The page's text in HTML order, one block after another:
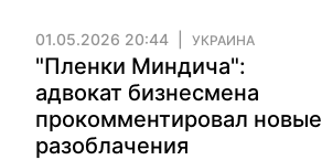
01.05.2026 20:44 УКРАИНА
"Пленки Миндича":
адвокат бизнесмена
прокомментировал новые
разоблачения